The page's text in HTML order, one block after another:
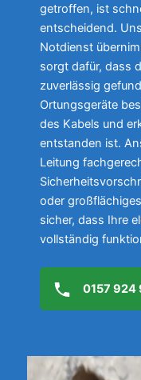
getroffen, ist
entscheidend.
Notdienst
sorgt dafür, dass
zuverlässig
Ortungsgeräte
des Kabels und
entstanden ist.
Leitung
oder
sicher, dass Ihre
vollständig
0157 924